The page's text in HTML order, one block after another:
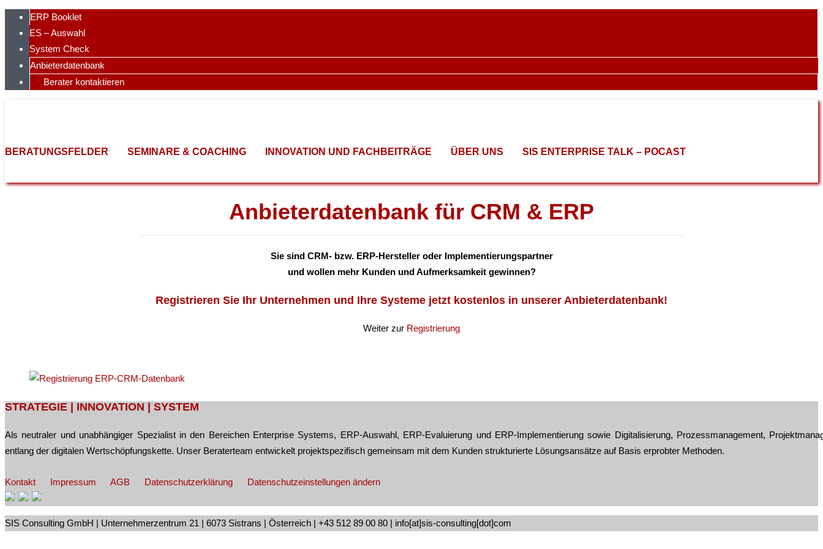
Skip
content
ERP Booklet
ES – Auswahl
System Check
Anbieterdatenbank
Berater kontaktieren
BERATUNGSFELDER SEMINARE & COACHING INNOVATION UND FACHBEITRÄGE ÜBER UNS SIS ENTERPRISE TALK – POCAST
Anbieterdatenbank für CRM & ERP
Sie sind CRM- bzw. ERP-Hersteller oder Implementierungspartner
und wollen mehr Kunden und Aufmerksamkeit gewinnen?
Registrieren Sie Ihr Unternehmen und Ihre Systeme jetzt kostenlos in unserer Anbieterdatenbank!
Weiter zur Registrierung
Post
navigation
STRATEGIE | INNOVATION | SYSTEM
Als neutraler und unabhängiger Spezialist in den Bereichen Enterprise Systems, ERP-Auswahl, ERP-Evaluierung und ERP-Implementierung sowie Digitalisierung, Prozessmanagement,
entlang der digitalen Wertschöpfungskette. Unser Beraterteam entwickelt projektspezifisch gemeinsam mit dem Kunden strukturierte Lösungsansätze auf Basis erprobter Methoden.
Kontakt Impressum AGB Datenschutzerklärung Datenschutzeinstellungen ändern
SIS Consulting GmbH | Unternehmerzentrum 21 | 6073 Sistrans | Österreich | +43 512 89 00 80 | info[at]sis-consulting[dot]com